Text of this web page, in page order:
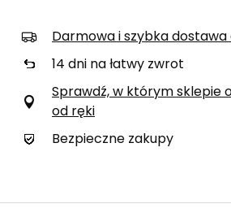
Darmowa i szybka dostawa
14 dni na łatwy zwrot
Sprawdź, w którym sklepie
od ręki
Bezpieczne zakupy